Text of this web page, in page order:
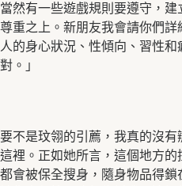
當然有一些遊戲規則要遵守，
尊重之上。新朋友我會請你們詳
人的身心狀況、性傾向、習性
對。」
要不是玟翎的引薦，我真的沒有
這裡。正如她所言，這個地方
都會被保全搜身，隨身物品得